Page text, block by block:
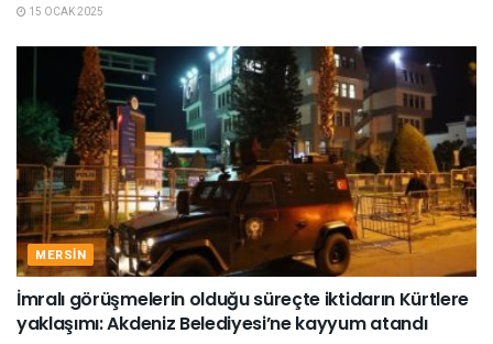
15 OCAK 2025
MERSIN
İmralı görüşmelerin olduğu süreçte iktidarın Kürtlere
yaklaşımı: Akdeniz Belediyesi’ne kayyum atandı